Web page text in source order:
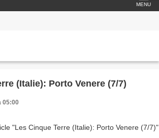
MENU
(Italie): Porto Venere (7/7)
05:00